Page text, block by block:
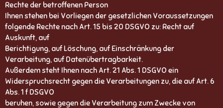
Rechte der betroffenen Person
Ihnen stehen bei Vorliegen der gesetzlichen Voraussetzungen
folgende Rechte nach Art. 15 bis 20 DSGVO zu: Recht auf
Auskunft, auf
Berichtigung, auf Löschung, auf Einschränkung der
Verarbeitung, auf Datenübertragbarkeit.
Außerdem steht Ihnen nach Art. 21 Abs. 1 DSGVO ein
Widerspruchsrecht gegen die Verarbeitungen zu, die auf Art. 6
Abs. 1 f DSGVO
beruhen, sowie gegen die Verarbeitung zum Zwecke von